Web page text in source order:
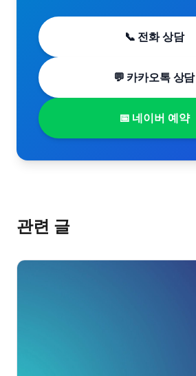
📞 전화 상담
💬 카카오톡 상담
📅 네이버 예약
관련 글